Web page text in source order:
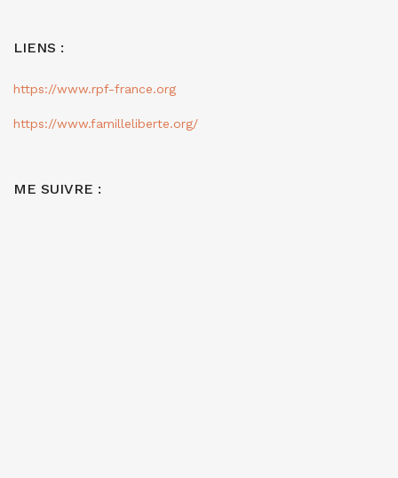
LIENS :
https://www.rpf-france.org
https://www.familleliberte.org/
ME SUIVRE :